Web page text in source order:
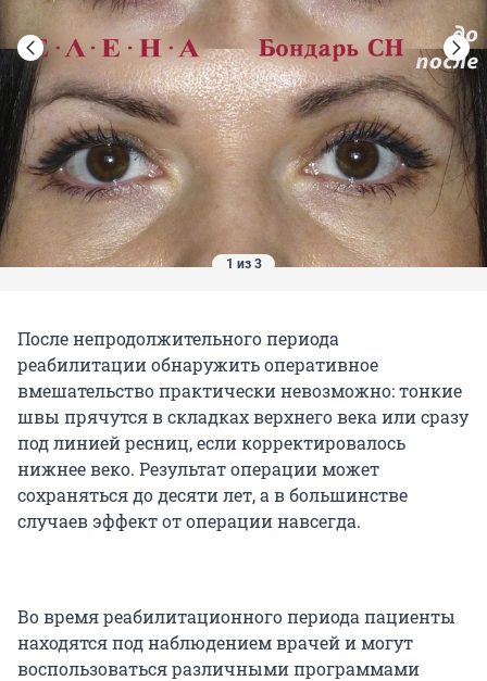
1 из 3
После непродолжительного периода
реабилитации обнаружить оперативное
вмешательство практически невозможно: тонкие
швы прячутся в складках верхнего века или сразу
под линией ресниц, если корректировалось
нижнее веко. Результат операции может
сохраняться до десяти лет, а в большинстве
случаев эффект от операции навсегда.
Во время реабилитационного периода пациенты
находятся под наблюдением врачей и могут
воспользоваться различными программами